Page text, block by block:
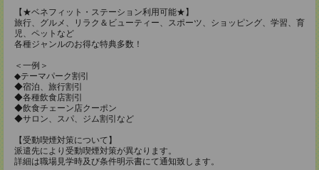
【★ベネフィット・ステーション利用可能★】
旅行、グルメ、リラク＆ビューティー、スポーツ、ショッピング、学習、育
児、ペットなど
各種ジャンルのお得な特典多数！
＜一例＞
◆テーマパーク割引
◆宿泊、旅行割引
◆各種飲食店割引
◆飲食チェーン店クーポン
◆サロン、スパ、ジム割引など
【受動喫煙対策について】
派遣先により受動喫煙対策が異なります。
詳細は職場見学時及び条件明示書にて通知致します。